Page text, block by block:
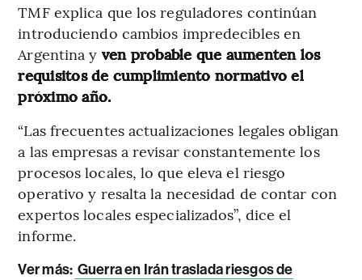
TMF explica que los reguladores continúan
introduciendo cambios impredecibles en
Argentina y ven probable que aumenten los
requisitos de cumplimiento normativo el
próximo año.
“Las frecuentes actualizaciones legales obligan
a las empresas a revisar constantemente los
procesos locales, lo que eleva el riesgo
operativo y resalta la necesidad de contar con
expertos locales especializados”, dice el
informe.
Ver más: Guerra en Irán traslada riesgos de